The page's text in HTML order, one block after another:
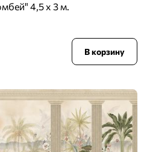
4,5 х 3 м.
В корзину